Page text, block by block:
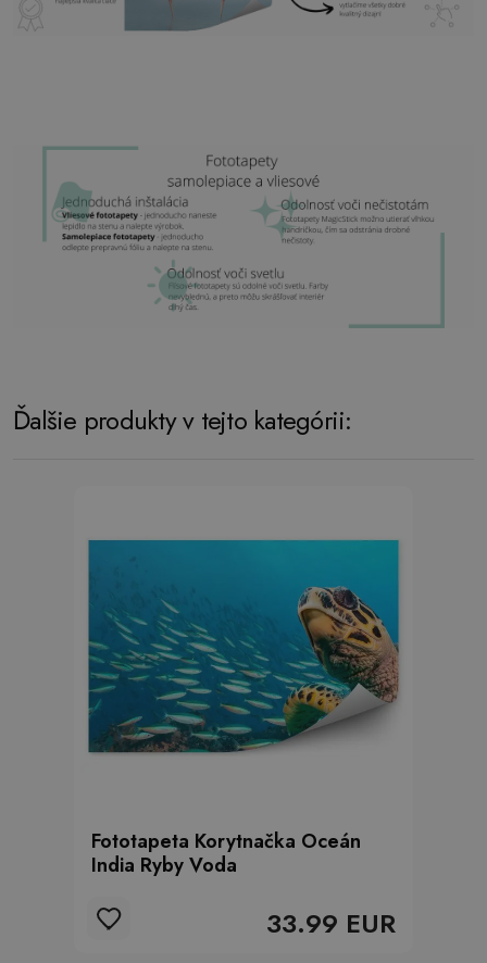
Ďalšie produkty v tejto kategórii:
Fototapeta Korytnačka Oceán
India Ryby Voda
33.99 EUR